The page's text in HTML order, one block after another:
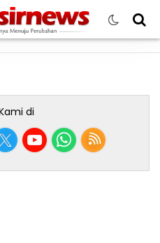
di